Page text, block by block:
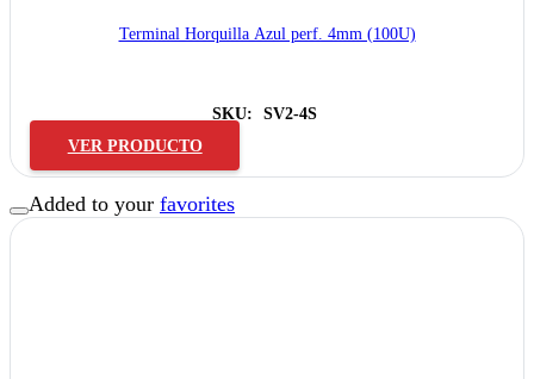
Terminal Horquilla Azul perf. 4mm (100U)
SKU:
SV2-4S
VER PRODUCTO
Added to your favorites